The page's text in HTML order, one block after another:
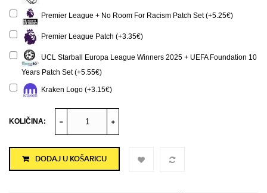
Premier League + No Room For Racism Patch Set (+5.25€)
Premier League Patch (+3.35€)
UCL Starball Europa League Winners 2025 + UEFA Foundation 10
Years Patch Set (+5.55€)
Kraken Logo (+3.15€)
KOLIČINA:
DODAJ U KOŠARICU